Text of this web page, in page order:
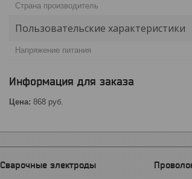
Страна производитель
Пользовательские характеристики
Напряжение питания
Информация для заказа
Цена: 868 руб.
Сварочные электроды